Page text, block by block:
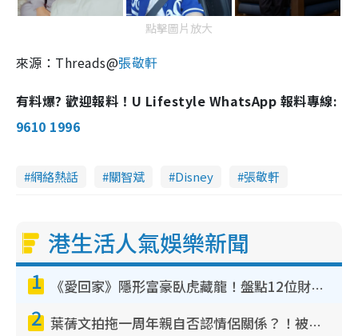
點擊圖片放大
來源： Threads@張敬軒
有料爆? 歡迎報料！U Lifestyle WhatsApp 報料專線:
9610 1996
網絡熱話 關智斌 Disney 張敬軒
港生活人氣娛樂新聞
1 《愛回家》隱形富豪臥虎藏龍！盤點12位財氣逼人的有錢藝人：呢位靚女3億身家唔憂做
2 葉蒨文拍拖一周年親自否認情侶關係？！被質疑感情造假竟稱GM「普通同事」